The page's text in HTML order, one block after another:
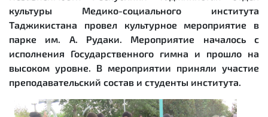
культуры Медико-социального института
Таджикистана провел культурное мероприятие в
парке им. А. Рудаки. Мероприятие началось с
исполнения Государственного гимна и прошло на
высоком уровне. В мероприятии приняли участие
преподавательский состав и студенты института.